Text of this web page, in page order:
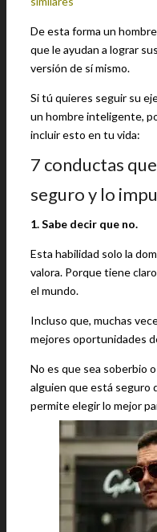
De esta forma un
que le ayudan a lograr
versión de sí mismo.
Si tú quieres seguir su
un hombre inteligente,
incluir esto en tu vida:
7 conductas
seguro y lo
1. Sabe decir que no.
Esta habilidad solo la
valora. Porque tiene
el mundo.
Incluso que, muchas
mejores oportunidades
No es que sea soberbio
alguien que está seguro
permite elegir lo mejor